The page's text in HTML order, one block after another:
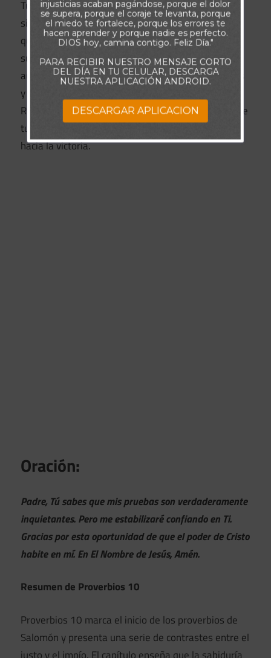
Tú puedes hacer lo mismo. Sí, Dios quiere que seas
sincero con Él sobre tus pruebas, pero también
quiere que confíes en Él para que te ayude a
superarlas. Así que hoy, no te revuelques en la
autocompasión ni te quejes. Más bien, mira a Jesús
y aprende a vivir la inquebrantable vida cristiana.
Reconoce que Dios Todopoderoso tiene el control de
tu situación y te guiará en cada paso del camino
hacia la victoria.
Oración:
Padre, Tú sabes que mis pruebas son verdaderamente
inquietantes. Pero me estabilizaré confiando en Ti.
Gracias por esta oportunidad de que el poder de Cristo
habite en mí. En El Nombre de Jesús, Amén.
Resumen de Proverbios 10
Proverbios 10 marca el inicio de los proverbios de
Salomón y presenta una serie de contrastes entre el
justo y el impío. El capítulo enseña que la sabiduría
injusticias acaban pagándose, porque el dolor
se supera, porque el coraje te levanta, porque
el miedo te fortalece, porque los errores te
hacen aprender y porque nadie es perfecto.
DIOS hoy, camina contigo. Feliz Día."
PARA RECIBIR NUESTRO MENSAJE CORTO
DEL DÍA EN TU CELULAR, DESCARGA
NUESTRA APLICACIÓN ANDROID.
DESCARGAR APLICACION